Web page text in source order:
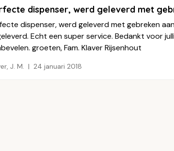
dispenser, werd geleverd met
dispenser, werd geleverd met gebreken
Echt een super service. Bedankt voor
groeten, Fam. Klaver Rijsenhout
J. M. 24 januari 2018